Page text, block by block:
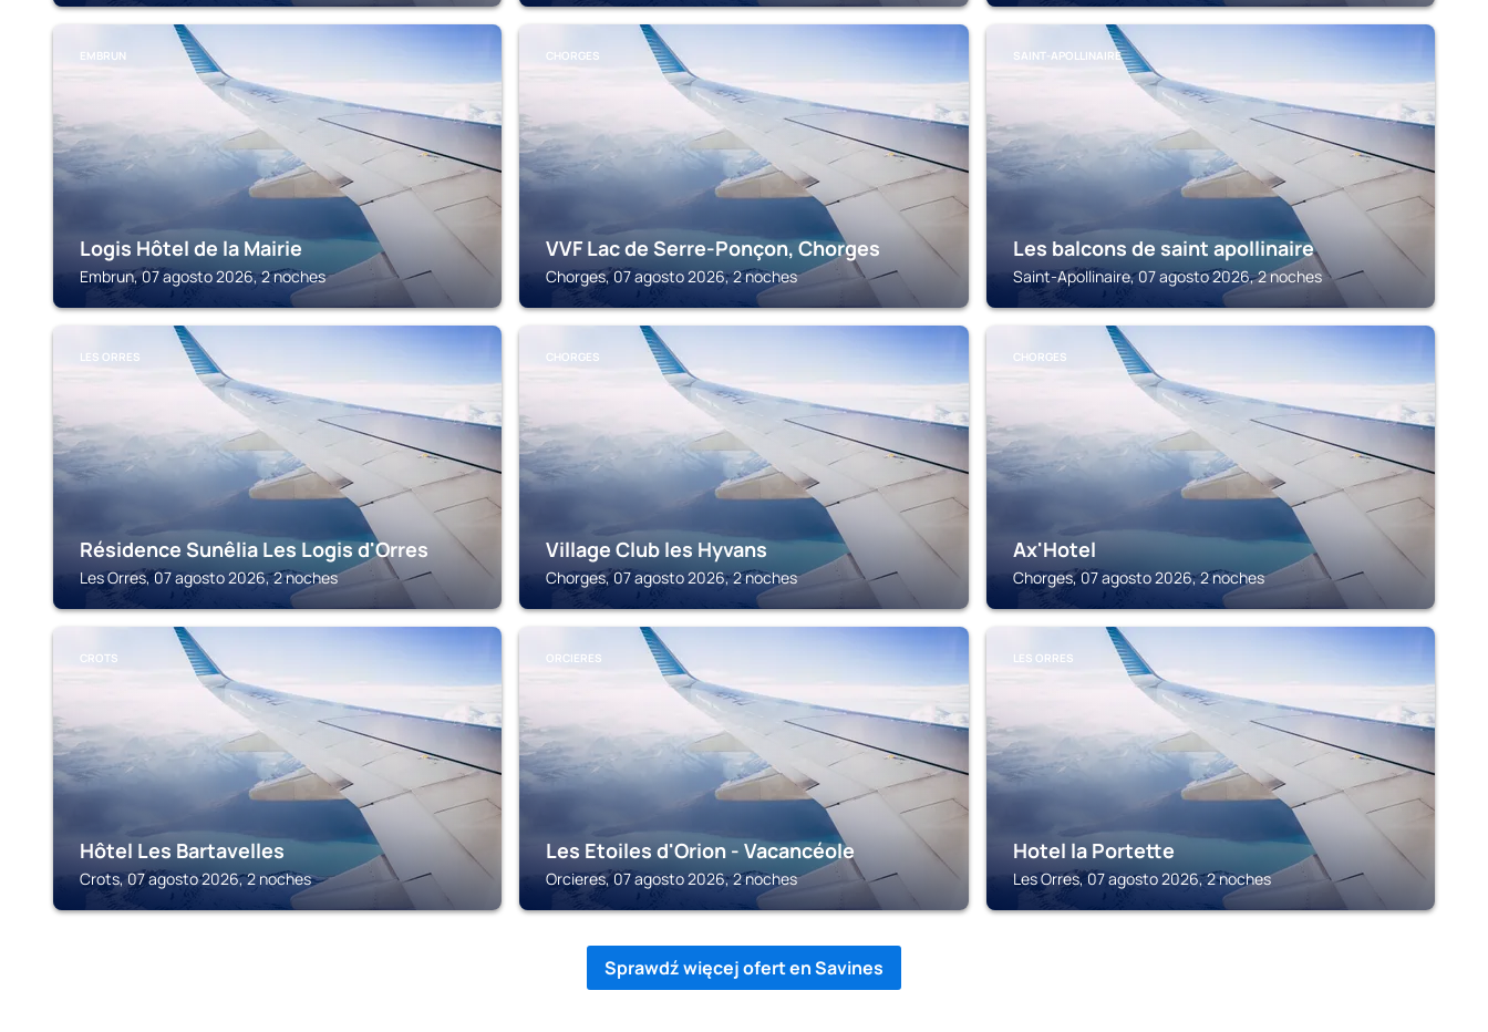
EMBRUN
Logis Hôtel de la Mairie
Embrun, 07 agosto 2026, 2 noches
CHORGES
VVF Lac de Serre-Ponçon, Chorges
Chorges, 07 agosto 2026, 2 noches
SAINT-APOLLINAIRE
Les balcons de saint apollinaire
Saint-Apollinaire, 07 agosto 2026, 2 noches
LES ORRES
Résidence Sunêlia Les Logis d'Orres
Les Orres, 07 agosto 2026, 2 noches
CHORGES
Village Club les Hyvans
Chorges, 07 agosto 2026, 2 noches
CHORGES
Ax'Hotel
Chorges, 07 agosto 2026, 2 noches
CROTS
Hôtel Les Bartavelles
Crots, 07 agosto 2026, 2 noches
ORCIERES
Les Etoiles d'Orion - Vacancéole
Orcieres, 07 agosto 2026, 2 noches
LES ORRES
Hotel la Portette
Les Orres, 07 agosto 2026, 2 noches
Sprawdź więcej ofert en Savines